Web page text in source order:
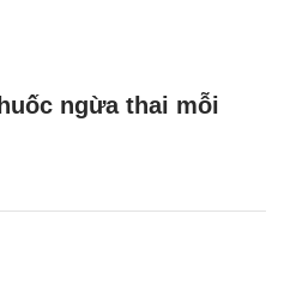
ngừa thai mỗi